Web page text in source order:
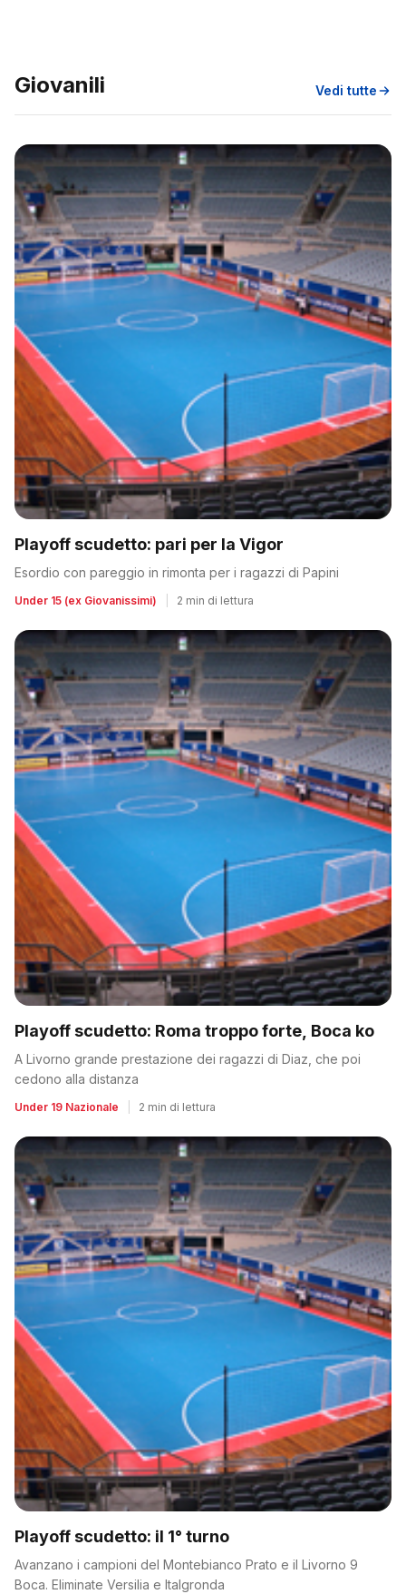
Giovanili Vedi tutte
Playoff scudetto: pari per la Vigor
Esordio con pareggio in rimonta per i ragazzi di Papini
Under 15 (ex Giovanissimi) 2 min di lettura
Playoff scudetto: Roma troppo forte, Boca ko
A Livorno grande prestazione dei ragazzi di Diaz, che poi
cedono alla distanza
Under 19 Nazionale 2 min di lettura
Playoff scudetto: il 1° turno
Avanzano i campioni del Montebianco Prato e il Livorno 9
Boca. Eliminate Versilia e Italgronda